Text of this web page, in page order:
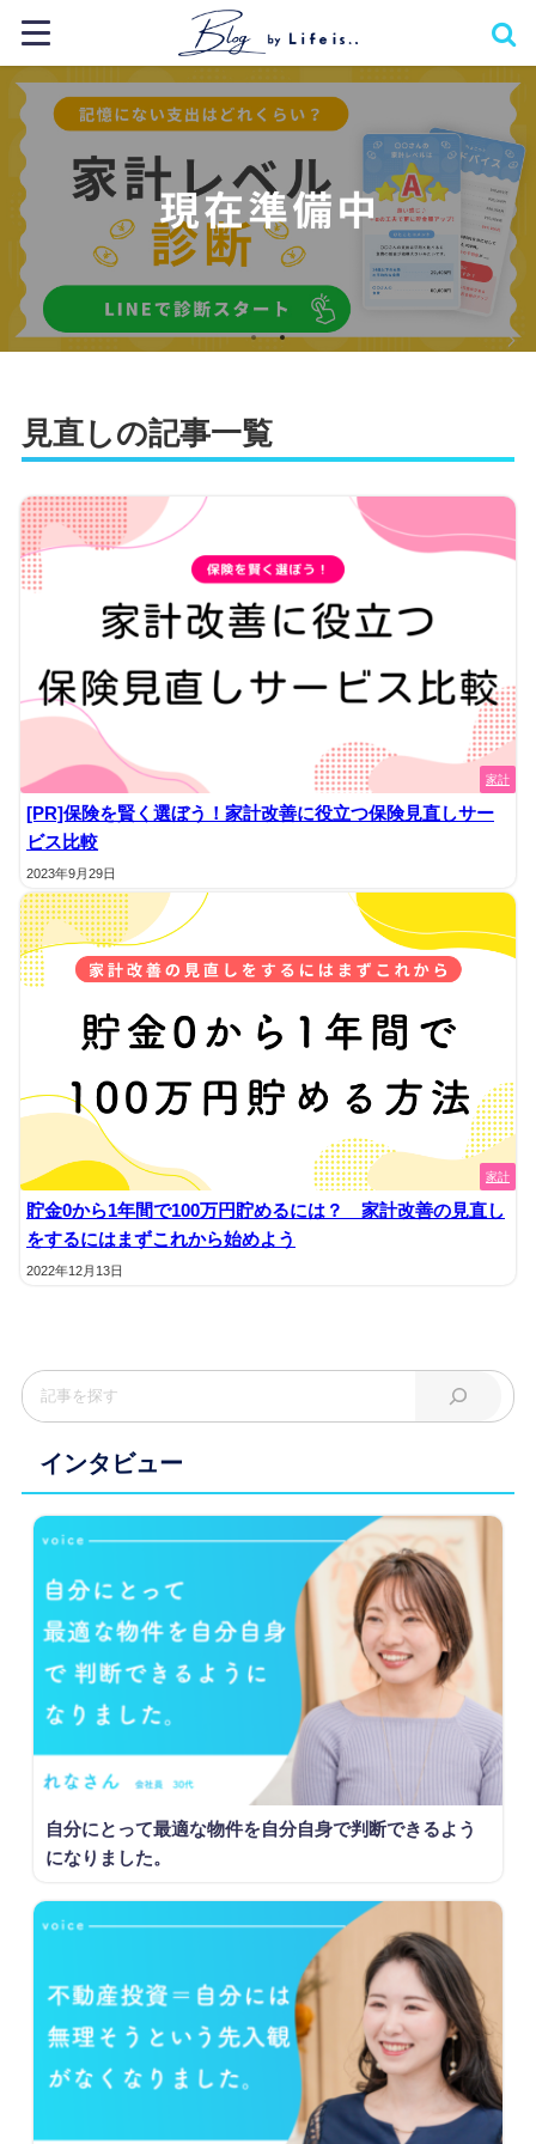
見直しの記事一覧
家計
[PR]保険を賢く選ぼう！家計改善に役立つ保険見直しサー
ビス比較
2023年9月29日
家計
貯金0から1年間で100万円貯めるには？ 家計改善の見直し
をするにはまずこれから始めよう
2022年12月13日
インタビュー
自分にとって最適な物件を自分自身で判断できるよう
になりました。